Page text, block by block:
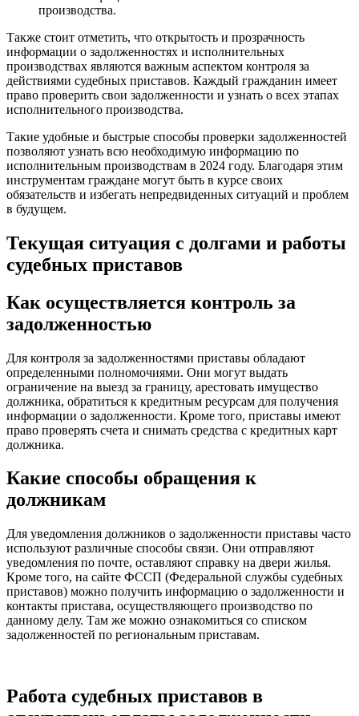
производства.
Также стоит отметить, что открытость и прозрачность
информации о задолженностях и исполнительных
производствах являются важным аспектом контроля за
действиями судебных приставов. Каждый гражданин имеет
право проверить свои задолженности и узнать о всех этапах
исполнительного производства.
Такие удобные и быстрые способы проверки задолженностей
позволяют узнать всю необходимую информацию по
исполнительным производствам в 2024 году. Благодаря этим
инструментам граждане могут быть в курсе своих
обязательств и избегать непредвиденных ситуаций и проблем
в будущем.
Текущая ситуация с долгами и работы
судебных приставов
Как осуществляется контроль за
задолженностью
Для контроля за задолженностями приставы обладают
определенными полномочиями. Они могут выдать
ограничение на выезд за границу, арестовать имущество
должника, обратиться к кредитным ресурсам для получения
информации о задолженности. Кроме того, приставы имеют
право проверять счета и снимать средства с кредитных карт
должника.
Какие способы обращения к
должникам
Для уведомления должников о задолженности приставы часто
используют различные способы связи. Они отправляют
уведомления по почте, оставляют справку на двери жилья.
Кроме того, на сайте ФССП (Федеральной службы судебных
приставов) можно получить информацию о задолженности и
контакты пристава, осуществляющего производство по
данному делу. Там же можно ознакомиться со списком
задолженностей по региональным приставам.
Работа судебных приставов в